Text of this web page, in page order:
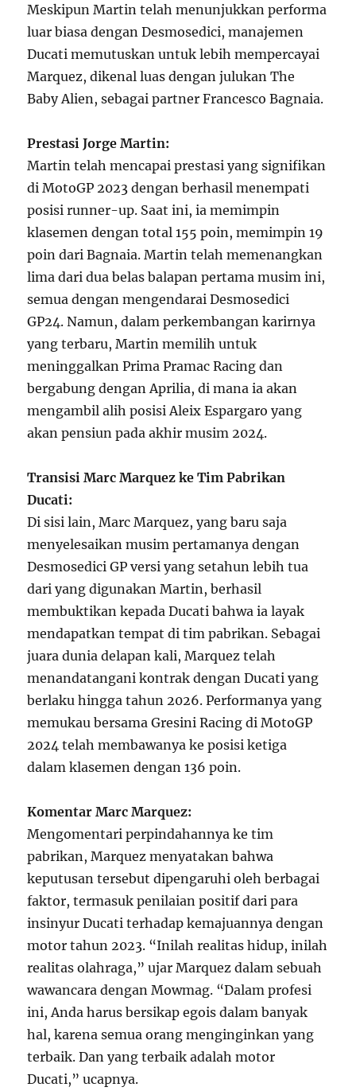
Meskipun Martin telah menunjukkan performa
luar biasa dengan Desmosedici, manajemen
Ducati memutuskan untuk lebih mempercayai
Marquez, dikenal luas dengan julukan The
Baby Alien, sebagai partner Francesco Bagnaia.
Prestasi Jorge Martin:
Martin telah mencapai prestasi yang signifikan
di MotoGP 2023 dengan berhasil menempati
posisi runner-up. Saat ini, ia memimpin
klasemen dengan total 155 poin, memimpin 19
poin dari Bagnaia. Martin telah memenangkan
lima dari dua belas balapan pertama musim ini,
semua dengan mengendarai Desmosedici
GP24. Namun, dalam perkembangan karirnya
yang terbaru, Martin memilih untuk
meninggalkan Prima Pramac Racing dan
bergabung dengan Aprilia, di mana ia akan
mengambil alih posisi Aleix Espargaro yang
akan pensiun pada akhir musim 2024.
Transisi Marc Marquez ke Tim Pabrikan
Ducati:
Di sisi lain, Marc Marquez, yang baru saja
menyelesaikan musim pertamanya dengan
Desmosedici GP versi yang setahun lebih tua
dari yang digunakan Martin, berhasil
membuktikan kepada Ducati bahwa ia layak
mendapatkan tempat di tim pabrikan. Sebagai
juara dunia delapan kali, Marquez telah
menandatangani kontrak dengan Ducati yang
berlaku hingga tahun 2026. Performanya yang
memukau bersama Gresini Racing di MotoGP
2024 telah membawanya ke posisi ketiga
dalam klasemen dengan 136 poin.
Komentar Marc Marquez:
Mengomentari perpindahannya ke tim
pabrikan, Marquez menyatakan bahwa
keputusan tersebut dipengaruhi oleh berbagai
faktor, termasuk penilaian positif dari para
insinyur Ducati terhadap kemajuannya dengan
motor tahun 2023. “Inilah realitas hidup, inilah
realitas olahraga,” ujar Marquez dalam sebuah
wawancara dengan Mowmag. “Dalam profesi
ini, Anda harus bersikap egois dalam banyak
hal, karena semua orang menginginkan yang
terbaik. Dan yang terbaik adalah motor
Ducati,” ucapnya.